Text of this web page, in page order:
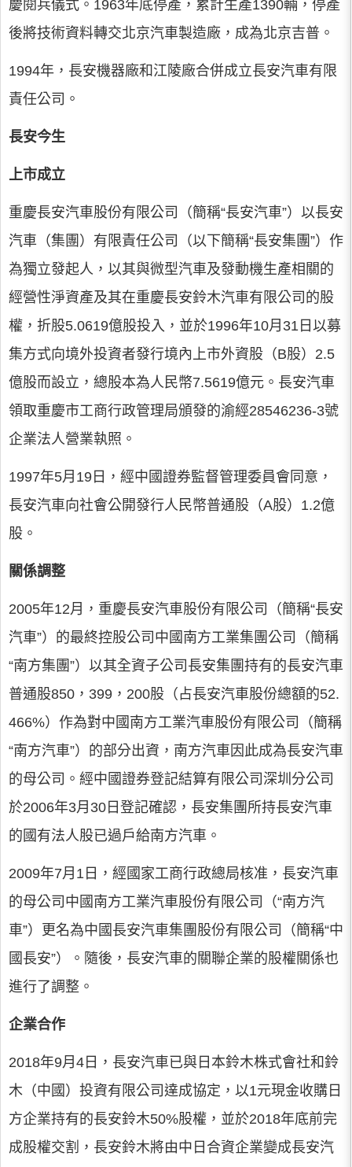
慶閱兵儀式。1963年底停產，累計生產1390輛，停產
後將技術資料轉交北京汽車製造廠，成為北京吉普。
1994年，長安機器廠和江陵廠合併成立長安汽車有限
責任公司。
長安今生
上市成立
重慶長安汽車股份有限公司（簡稱“長安汽車”）以長安
汽車（集團）有限責任公司（以下簡稱“長安集團”）作
為獨立發起人，以其與微型汽車及發動機生產相關的
經營性淨資產及其在重慶長安鈴木汽車有限公司的股
權，折股5.0619億股投入，並於1996年10月31日以募
集方式向境外投資者發行境內上市外資股（B股）2.5
億股而設立，總股本為人民幣7.5619億元。長安汽車
領取重慶市工商行政管理局頒發的渝經28546236-3號
企業法人營業執照。
1997年5月19日，經中國證券監督管理委員會同意，
長安汽車向社會公開發行人民幣普通股（A股）1.2億
股。
關係調整
2005年12月，重慶長安汽車股份有限公司（簡稱“長安
汽車”）的最終控股公司中國南方工業集團公司（簡稱
“南方集團”）以其全資子公司長安集團持有的長安汽車
普通股850，399，200股（占長安汽車股份總額的52.
466%）作為對中國南方工業汽車股份有限公司（簡稱
“南方汽車”）的部分出資，南方汽車因此成為長安汽車
的母公司。經中國證券登記結算有限公司深圳分公司
於2006年3月30日登記確認，長安集團所持長安汽車
的國有法人股已過戶給南方汽車。
2009年7月1日，經國家工商行政總局核准，長安汽車
的母公司中國南方工業汽車股份有限公司（“南方汽
車”）更名為中國長安汽車集團股份有限公司（簡稱“中
國長安”）。隨後，長安汽車的關聯企業的股權關係也
進行了調整。
企業合作
2018年9月4日，長安汽車已與日本鈴木株式會社和鈴
木（中國）投資有限公司達成協定，以1元現金收購日
方企業持有的長安鈴木50%股權，並於2018年底前完
成股權交割，長安鈴木將由中日合資企業變成長安汽